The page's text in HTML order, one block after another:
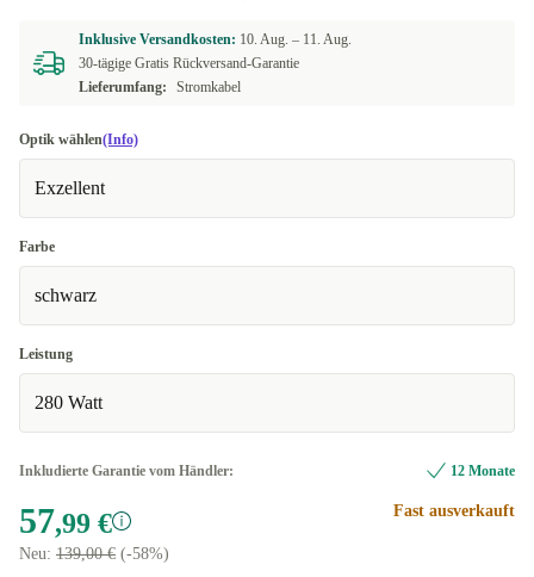
Inklusive Versandkosten: 10. Aug. – 11. Aug.
30-tägige Gratis Rückversand-Garantie
Lieferumfang:
Stromkabel
Optik wählen(Info)
Exzellent
Farbe
schwarz
Leistung
280 Watt
Inkludierte Garantie vom Händler: 12 Monate
57,99 €
Neu: 139,00 € (-58%)
Fast ausverkauft